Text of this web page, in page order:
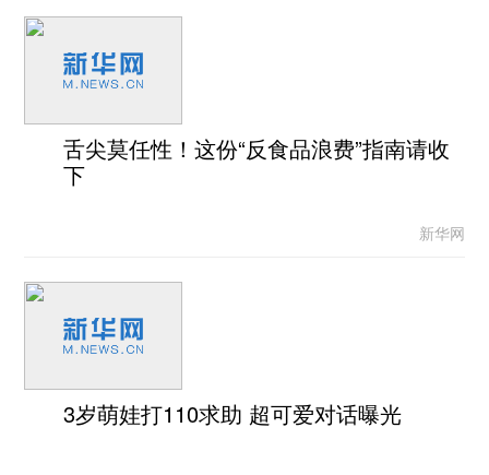
舌尖莫任性！这份“反食品浪费”指南请收
下
新华网
3岁萌娃打110求助 超可爱对话曝光